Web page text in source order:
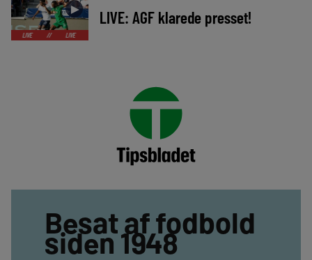
►
LIVE // LIVE
LIVE: AGF klarede presset!
Besat af fodbold
siden 1948